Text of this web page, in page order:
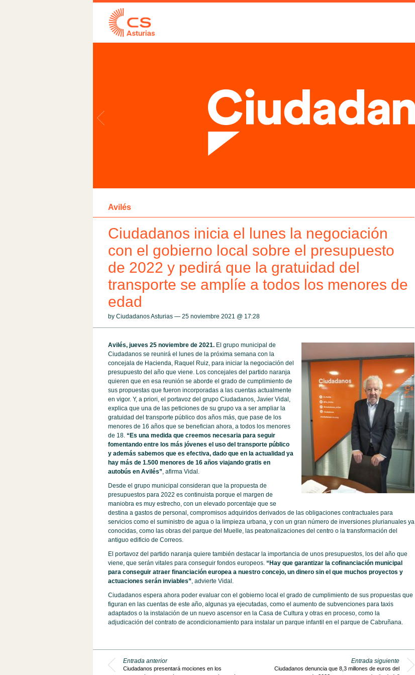
Avilés
Ciudadanos inicia el lunes la negociación
con el gobierno local sobre el presupuesto
de 2022 y pedirá que la gratuidad del
transporte se amplíe a todos los menores de
edad
by Ciudadanos Asturias — 25 noviembre 2021 @ 17:28
Avilés, jueves 25 noviembre de 2021. El grupo municipal de
Ciudadanos se reunirá el lunes de la próxima semana con la
concejala de Hacienda, Raquel Ruiz, para iniciar la negociación del
presupuesto del año que viene. Los concejales del partido naranja
quieren que en esa reunión se aborde el grado de cumplimiento de
sus propuestas que fueron incorporadas a las cuentas actualmente
en vigor. Y, a priori, el portavoz del grupo Ciudadanos, Javier Vidal,
explica que una de las peticiones de su grupo va a ser ampliar la
gratuidad del transporte público dos años más, que pase de los
menores de 16 años que se benefician ahora, a todos los menores
de 18. “Es una medida que creemos necesaria para seguir
fomentando entre los más jóvenes el uso del transporte público
y además sabemos que es efectiva, dado que en la actualidad ya
hay más de 1.500 menores de 16 años viajando gratis en
autobús en Avilés”, afirma Vidal.
Desde el grupo municipal consideran que la propuesta de
presupuestos para 2022 es continuista porque el margen de
maniobra es muy estrecho, con un elevado porcentaje que se
destina a gastos de personal, compromisos adquiridos derivados de las obligaciones contractuales para
servicios como el suministro de agua o la limpieza urbana, y con un gran número de inversiones plurianuales ya
conocidas, como las obras del parque del Muelle, las peatonalizaciones del centro o la transformación del
antiguo edificio de Correos.
El portavoz del partido naranja quiere también destacar la importancia de unos presupuestos, los del año que
viene, que serán vitales para conseguir fondos europeos. “Hay que garantizar la cofinanciación municipal
para conseguir atraer financiación europea a nuestro concejo, un dinero sin el que muchos proyectos y
actuaciones serán inviables”, advierte Vidal.
Ciudadanos espera ahora poder evaluar con el gobierno local el grado de cumplimiento de sus propuestas que
figuran en las cuentas de este año, algunas ya ejecutadas, como el aumento de subvenciones para taxis
adaptados o la instalación de un nuevo ascensor en la Casa de Cultura y otras en proceso, como la
adjudicación del contrato de acondicionamiento para instalar un parque infantil en el parque de Cabruñana.
Entrada anterior
Ciudadanos presentará mociones en los
Entrada siguiente
Ciudadanos denuncia que 8,3 millones de euros del